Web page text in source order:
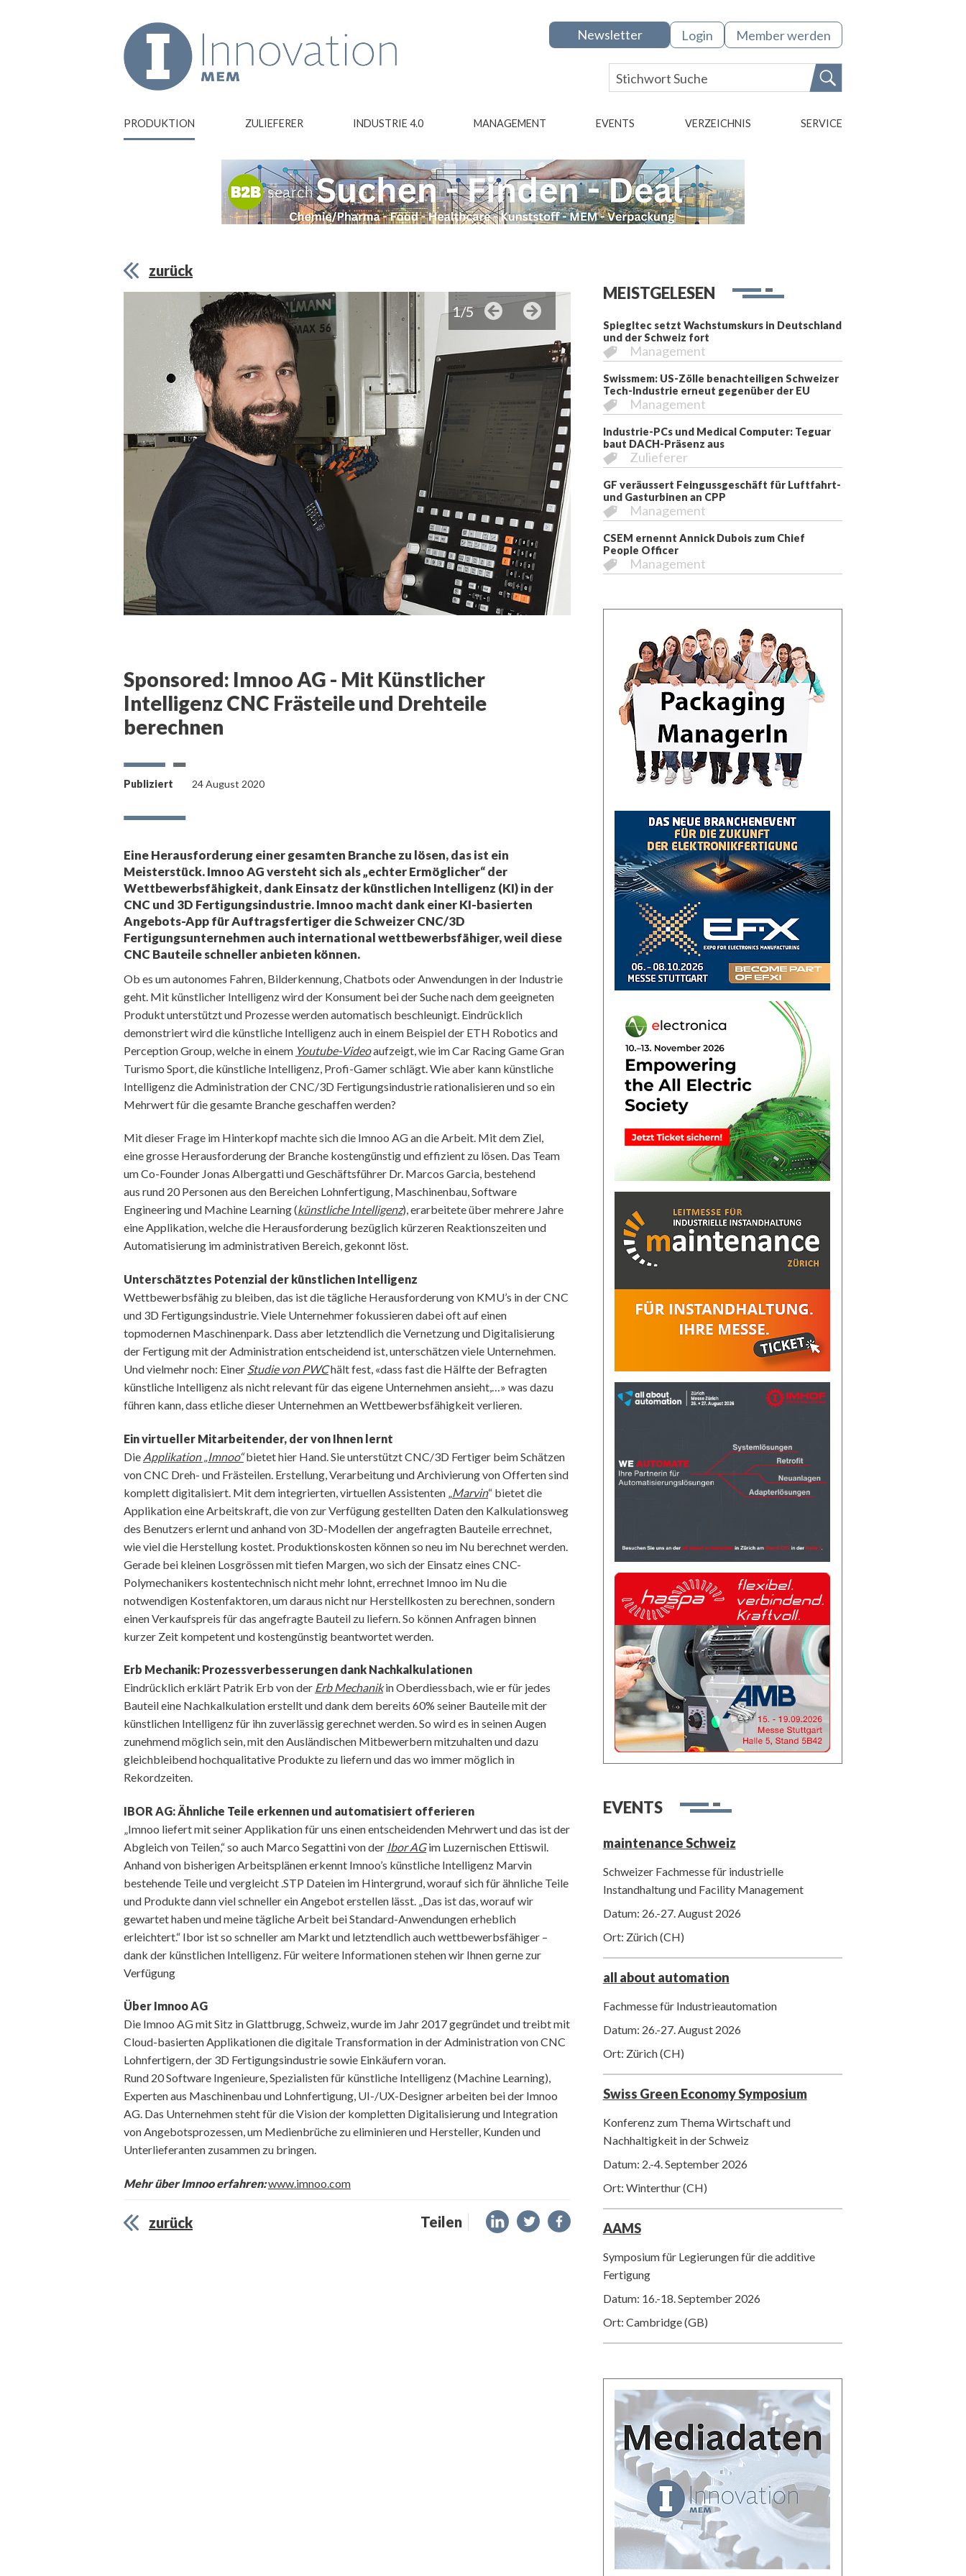
Newsletter Login Member werden
PRODUKTION ZULIEFERER INDUSTRIE 4.0 MANAGEMENT EVENTS VERZEICHNIS SERVICE
zurück
1/5
Sponsored: Imnoo AG - Mit Künstlicher
Intelligenz CNC Frästeile und Drehteile
berechnen
Publiziert 24 August 2020
Eine Herausforderung einer gesamten Branche zu lösen, das ist ein
Meisterstück. Imnoo AG versteht sich als „echter Ermöglicher“ der
Wettbewerbsfähigkeit, dank Einsatz der künstlichen Intelligenz (KI) in der
CNC und 3D Fertigungsindustrie. Imnoo macht dank einer KI-basierten
Angebots-App für Auftragsfertiger die Schweizer CNC/3D
Fertigungsunternehmen auch international wettbewerbsfähiger, weil diese
CNC Bauteile schneller anbieten können.
Ob es um autonomes Fahren, Bilderkennung, Chatbots oder Anwendungen in der Industrie
geht. Mit künstlicher Intelligenz wird der Konsument bei der Suche nach dem geeigneten
Produkt unterstützt und Prozesse werden automatisch beschleunigt. Eindrücklich
demonstriert wird die künstliche Intelligenz auch in einem Beispiel der ETH Robotics and
Perception Group, welche in einem Youtube-Videoaufzeigt, wie im Car Racing Game Gran
Turismo Sport, die künstliche Intelligenz, Profi-Gamer schlägt. Wie aber kann künstliche
Intelligenz die Administration der CNC/3D Fertigungsindustrie rationalisieren und so ein
Mehrwert für die gesamte Branche geschaffen werden?
Mit dieser Frage im Hinterkopf machte sich die Imnoo AG an die Arbeit. Mit dem Ziel,
eine grosse Herausforderung der Branche kostengünstig und effizient zu lösen. Das Team
um Co-Founder Jonas Albergatti und Geschäftsführer Dr. Marcos Garcia, bestehend
aus rund 20 Personen aus den Bereichen Lohnfertigung, Maschinenbau, Software
Engineering und Machine Learning (künstliche Intelligenz), erarbeitete über mehrere Jahre
eine Applikation, welche die Herausforderung bezüglich kürzeren Reaktionszeiten und
Automatisierung im administrativen Bereich, gekonnt löst.
Unterschätztes Potenzial der künstlichen Intelligenz
Wettbewerbsfähig zu bleiben, das ist die tägliche Herausforderung von KMU’s in der CNC
und 3D Fertigungsindustrie. Viele Unternehmer fokussieren dabei oft auf einen
topmodernen Maschinenpark. Dass aber letztendlich die Vernetzung und Digitalisierung
der Fertigung mit der Administration entscheidend ist, unterschätzen viele Unternehmen.
Und vielmehr noch: Einer Studie von PWChält fest, «dass fast die Hälfte der Befragten
künstliche Intelligenz als nicht relevant für das eigene Unternehmen ansieht,…» was dazu
führen kann, dass etliche dieser Unternehmen an Wettbewerbsfähigkeit verlieren.
Ein virtueller Mitarbeitender, der von Ihnen lernt
Die Applikation „Imnoo“bietet hier Hand. Sie unterstützt CNC/3D Fertiger beim Schätzen
von CNC Dreh- und Frästeilen. Erstellung, Verarbeitung und Archivierung von Offerten sind
komplett digitalisiert. Mit dem integrierten, virtuellen Assistenten „ Marvin“ bietet die
Applikation eine Arbeitskraft, die von zur Verfügung gestellten Daten den Kalkulationsweg
des Benutzers erlernt und anhand von 3D-Modellen der angefragten Bauteile errechnet,
wie viel die Herstellung kostet. Produktionskosten können so neu im Nu berechnet werden.
Gerade bei kleinen Losgrössen mit tiefen Margen, wo sich der Einsatz eines CNC-
Polymechanikers kostentechnisch nicht mehr lohnt, errechnet Imnoo im Nu die
notwendigen Kostenfaktoren, um daraus nicht nur Herstellkosten zu berechnen, sondern
einen Verkaufspreis für das angefragte Bauteil zu liefern. So können Anfragen binnen
kurzer Zeit kompetent und kostengünstig beantwortet werden.
Erb Mechanik: Prozessverbesserungen dank Nachkalkulationen
Eindrücklich erklärt Patrik Erb von der Erb Mechanikin Oberdiessbach, wie er für jedes
Bauteil eine Nachkalkulation erstellt und dank dem bereits 60% seiner Bauteile mit der
künstlichen Intelligenz für ihn zuverlässig gerechnet werden. So wird es in seinen Augen
zunehmend möglich sein, mit den Ausländischen Mitbewerbern mitzuhalten und dazu
gleichbleibend hochqualitative Produkte zu liefern und das wo immer möglich in
Rekordzeiten.
IBOR AG: Ähnliche Teile erkennen und automatisiert offerieren
„Imnoo liefert mit seiner Applikation für uns einen entscheidenden Mehrwert und das ist der
Abgleich von Teilen,“ so auch Marco Segattini von der Ibor AGim Luzernischen Ettiswil.
Anhand von bisherigen Arbeitsplänen erkennt Imnoo’s künstliche Intelligenz Marvin
bestehende Teile und vergleicht .STP Dateien im Hintergrund, worauf sich für ähnliche Teile
und Produkte dann viel schneller ein Angebot erstellen lässt. „Das ist das, worauf wir
gewartet haben und meine tägliche Arbeit bei Standard-Anwendungen erheblich
erleichtert.“ Ibor ist so schneller am Markt und letztendlich auch wettbewerbsfähiger –
dank der künstlichen Intelligenz. Für weitere Informationen stehen wir Ihnen gerne zur
Verfügung
Über Imnoo AG
Die Imnoo AG mit Sitz in Glattbrugg, Schweiz, wurde im Jahr 2017 gegründet und treibt mit
Cloud-basierten Applikationen die digitale Transformation in der Administration von CNC
Lohnfertigern, der 3D Fertigungsindustrie sowie Einkäufern voran.
Rund 20 Software Ingenieure, Spezialisten für künstliche Intelligenz (Machine Learning),
Experten aus Maschinenbau und Lohnfertigung, UI-/UX-Designer arbeiten bei der Imnoo
AG. Das Unternehmen steht für die Vision der kompletten Digitalisierung und Integration
von Angebotsprozessen, um Medienbrüche zu eliminieren und Hersteller, Kunden und
Unterlieferanten zusammen zu bringen.
Mehr über Imnoo erfahren:www.imnoo.com
zurück Teilen
MEISTGELESEN
Spiegltec setzt Wachstumskurs in Deutschland
und der Schweiz fort
Management
Swissmem: US-Zölle benachteiligen Schweizer
Tech-Industrie erneut gegenüber der EU
Management
Industrie-PCs und Medical Computer: Teguar
baut DACH-Präsenz aus
Zulieferer
GF veräussert Feingussgeschäft für Luftfahrt-
und Gasturbinen an CPP
Management
CSEM ernennt Annick Dubois zum Chief
People Officer
Management
EVENTS
maintenance Schweiz
Schweizer Fachmesse für industrielle
Instandhaltung und Facility Management
Datum: 26.-27. August 2026
Ort: Zürich (CH)
all about automation
Fachmesse für Industrieautomation
Datum: 26.-27. August 2026
Ort: Zürich (CH)
Swiss Green Economy Symposium
Konferenz zum Thema Wirtschaft und
Nachhaltigkeit in der Schweiz
Datum: 2.-4. September 2026
Ort: Winterthur (CH)
AAMS
Symposium für Legierungen für die additive
Fertigung
Datum: 16.-18. September 2026
Ort: Cambridge (GB)